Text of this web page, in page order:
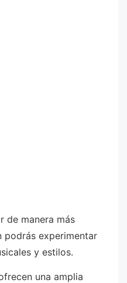
de manera más
podrás experimentar
y estilos.
una amplia